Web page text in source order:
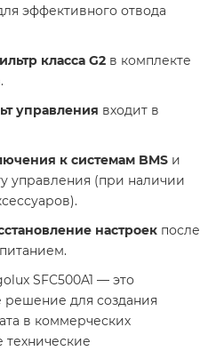
эффективного отвода
класса G2 в комплекте
управления входит в
к системам BMS и
управления (при наличии
настроек после
SFC500A1 — это
для создания
в коммерческих